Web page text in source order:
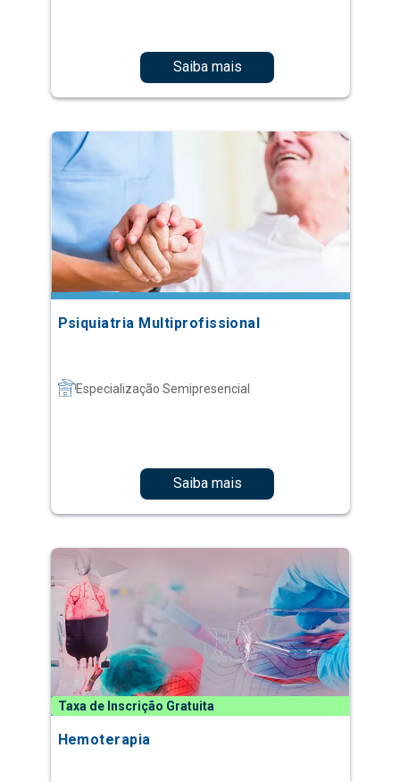
Saiba mais
Psiquiatria Multiprofissional
Especialização Semipresencial
Saiba mais
Taxa de Inscrição Gratuita
Hemoterapia